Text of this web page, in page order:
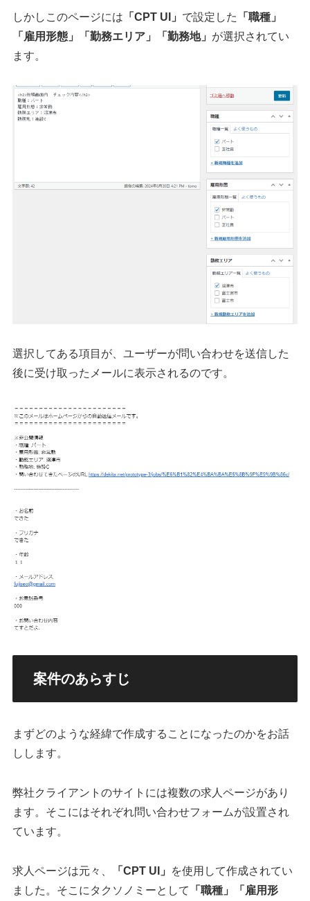
しかしこのページには 「CPT UI」 で設定した
「職種」
「雇用形態」
「勤務エリア」 「勤務地」 が選択されてい
ます。
選択してある項目が、ユーザーが問い合わせを送信した
後に受け取ったメールに表示されるのです。
案件のあらすじ
まずどのような経緯で作成することになったのかをお話
しします。
弊社クライアントのサイトには複数の求人ページがあり
ます。そこにはそれぞれ問い合わせフォームが設置され
ています。
求人ページは元々、 「CPT UI」
を使用して作成されてい
ました。そこにタクソノミーとして
「職種」
「雇用形